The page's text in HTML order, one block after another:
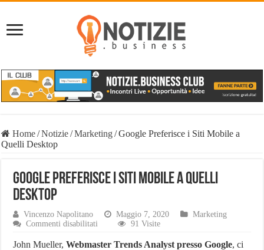
Home/Notizie/Marketing/Google Preferisce i Siti Mobile a
Quelli Desktop
Google Preferisce i Siti Mobile a Quelli
Desktop
Vincenzo Napolitano Maggio 7, 2020
Marketing
Commenti disabilitati
Preferisce
91 Visite
John Mueller,Webmaster Trends Analyst presso Google, ci